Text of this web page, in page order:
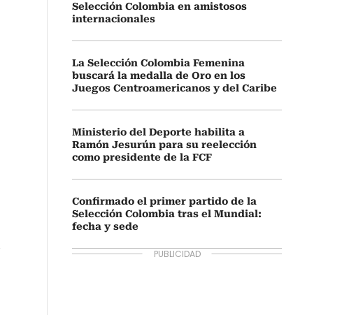
Selección Colombia en amistosos
internacionales
La Selección Colombia Femenina
buscará la medalla de Oro en los
Juegos Centroamericanos y del Caribe
Ministerio del Deporte habilita a
Ramón Jesurún para su reelección
como presidente de la FCF
Confirmado el primer partido de la
Selección Colombia tras el Mundial:
fecha y sede